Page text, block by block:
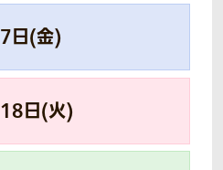
7日(金)
18日(火)